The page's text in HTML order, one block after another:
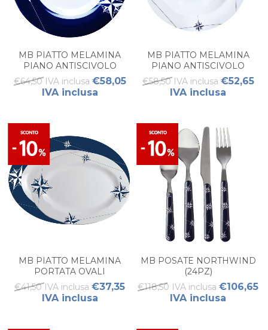
MB PIATTO MELAMINA
PIANO ANTISCIVOLO
NORTHWIND (6 PZ)
€64,50 IVA inclusa €58,05
IVA inclusa
MB PIATTO MELAMINA
PIANO ANTISCIVOLO
NORTHWIND, (6 PZ)
€58,50 IVA inclusa €52,65
IVA inclusa
MB PIATTO MELAMINA
PORTATA OVALI
NORTHWIND - (SET 2PZ)
€41,50 IVA inclusa €37,35
IVA inclusa
MB POSATE NORTHWIND
(24PZ)
€118,50 IVA inclusa €106,65
IVA inclusa